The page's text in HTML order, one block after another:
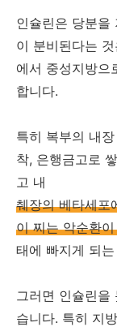
인슐린은 당분을
이 분비된다는
에서 중성지방으
합니다.
특히 복부의 내
착, 은행금고로
고 내
췌장의 베타세포
이 찌는 악순환
태에 빠지게 되
그러면 인슐린을
습니다. 특히 지